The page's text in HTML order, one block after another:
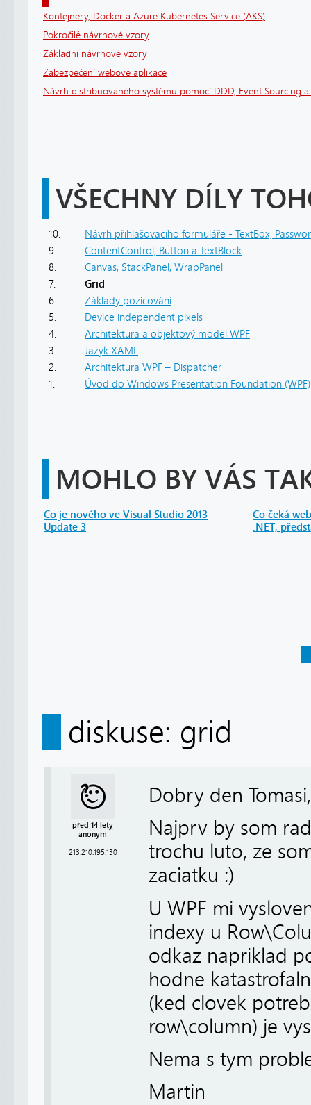
Kontejnery, Docker a Azure Kubernetes Service (AKS)
Pokročilé návrhové vzory
Základní návrhové vzory
Zabezpečení webové aplikace
Návrh distribuovaného systému pomocí DDD, Event Sourcing a
VŠECHNY DÍLY
10.
Návrh přihlašovacího formuláře - TextBox,
9.
ContentControl, Button a TextBlock
8.
Canvas, StackPanel, WrapPanel
7.
Grid
6.
Základy pozicování
5.
Device independent pixels
4.
Architektura a objektový model WPF
3.
Jazyk XAML
2.
Architektura WPF – Dispatcher
1.
Úvod do Windows Presentation Foundation (WPF)
MOHLO BY VÁS
Co je nového ve Visual Studio 2013
Update 3
Co čeká
.NET,
diskuse: grid
před 14 lety
anonym
213.210.195.130
Dobry den Tomasi,
Najprv by som
trochu luto, ze
zaciatku :)
U WPF mi
indexy u
odkaz napriklad
hodne
(ked clovek
row\column) je
Nema s tym
Martin